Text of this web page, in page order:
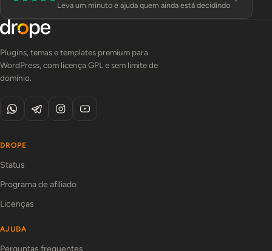
Leva um minuto e ajuda quem ainda está decidindo
Plugins, temas e templates premium para
WordPress, com licença GPL e sem limite de
domínio.
DROPE
Status
Programa de afiliado
Licenças
AJUDA